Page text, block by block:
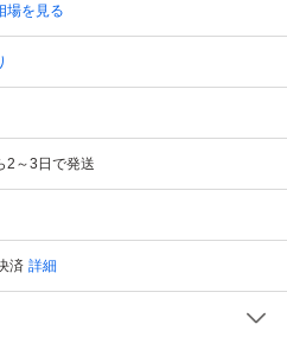
場を見る
2～3日で発送
済 詳細